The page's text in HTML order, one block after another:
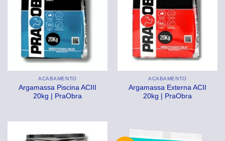
ACABAMENTO
Argamassa Piscina ACIII
20kg | PraObra
ACABAMENTO
Argamassa Externa ACII
20kg | PraObra